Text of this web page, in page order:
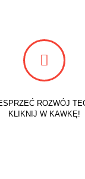
ROZWÓJ
KLIKNIJ W KAWKĘ!